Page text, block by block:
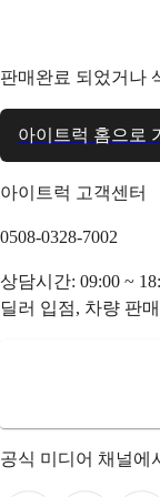
판매완료 되었거나
아이트럭 홈으로
아이트럭 고객센터
0508-0328-7002
상담시간: 09:00 ~
딜러 입점, 차량 판
공식 미디어 채널에